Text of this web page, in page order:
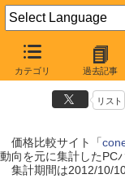
カテゴリ 過去記事
coneco.net人気ラン
（2012/10/10〜2012/10/16）
リスト
価格比較サイト「
動向を元に集計したPC
集計期間は2012/10/